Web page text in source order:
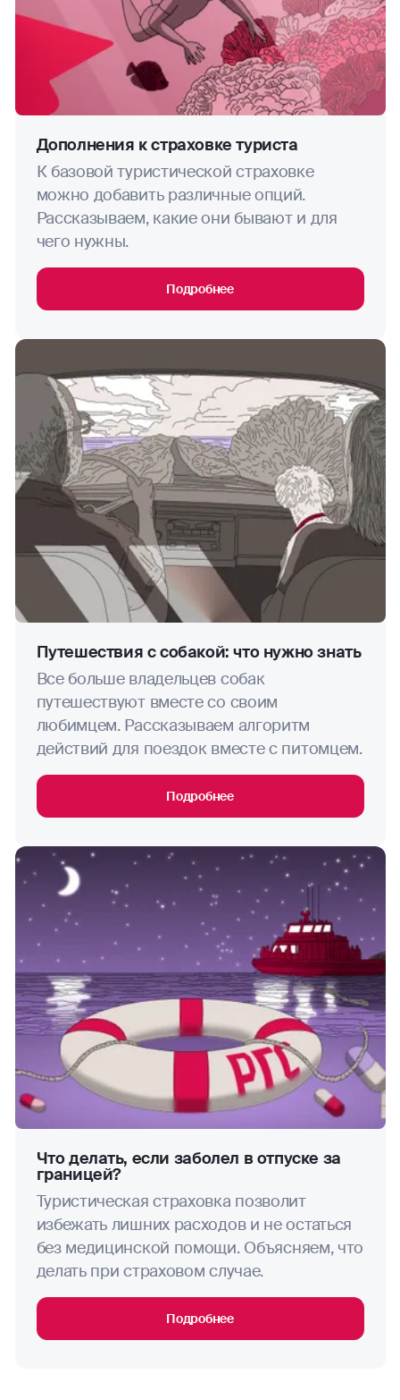
Дополнения к страховке туриста
К базовой туристической страховке
можно добавить различные опций.
Рассказываем, какие они бывают и для
чего нужны.
Подробнее
Путешествия с собакой: что нужно знать
Все больше владельцев собак
путешествуют вместе со своим
любимцем. Рассказываем алгоритм
действий для поездок вместе с питомцем.
Подробнее
Что делать, если заболел в отпуске за
границей?
Туристическая страховка позволит
избежать лишних расходов и не остаться
без медицинской помощи. Объясняем, что
делать при страховом случае.
Подробнее